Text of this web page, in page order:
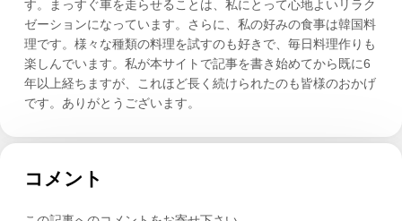
す。まっすぐ車を走らせることは、私にとって心地よいリラク
ゼーションになっています。さらに、私の好みの食事は韓国料
理です。様々な種類の料理を試すのも好きで、毎日料理作りも
楽しんでいます。私が本サイトで記事を書き始めてから既に6
年以上経ちますが、これほど長く続けられたのも皆様のおかげ
です。ありがとうございます。
コメント